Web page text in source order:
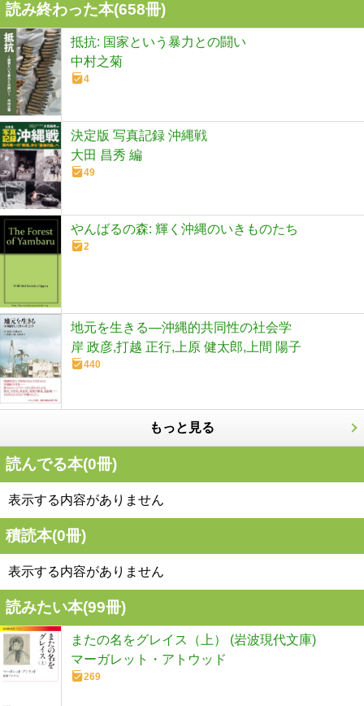
読み終わった本(658冊)
抵抗: 国家という暴力との闘い
中村之菊
4
決定版 写真記録 沖縄戦
大田 昌秀 編
49
やんばるの森: 輝く沖縄のいきものたち
2
地元を生きる―沖縄的共同性の社会学
岸 政彦,打越 正行,上原 健太郎,上間 陽子
440
もっと見る
読んでる本(0冊)
表示する内容がありません
積読本(0冊)
表示する内容がありません
読みたい本(99冊)
またの名をグレイス（上） (岩波現代文庫)
マーガレット・アトウッド
269